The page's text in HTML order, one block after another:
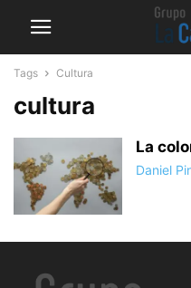
Tags Cultura
cultura
La
Daniel